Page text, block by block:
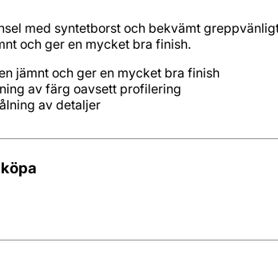
med syntetborst och bekvämt
och ger en mycket bra finish.
av detaljer